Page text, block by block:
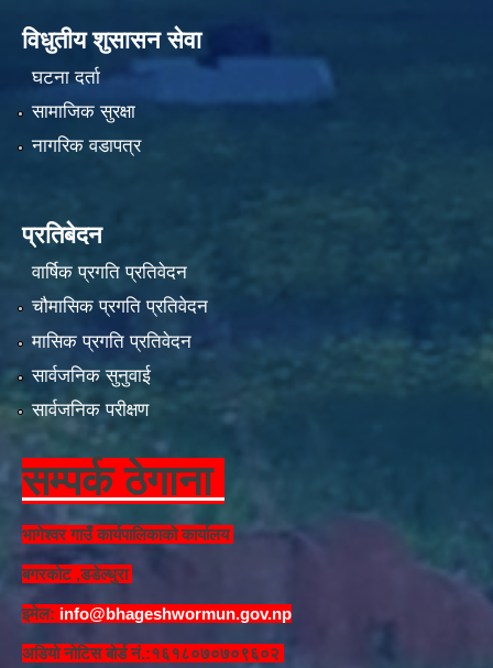
विधुतीय शुसासन सेवा
घटना दर्ता
सामाजिक सुरक्षा
नागरिक वडापत्र
प्रतिबेदन
वार्षिक प्रगति प्रतिवेदन
चौमासिक प्रगति प्रतिवेदन
मासिक प्रगति प्रतिवेदन
सार्वजनिक सुनुवाई
सार्वजनिक परीक्षण
सम्पर्क ठेगाना
भागेश्वर गाउँ कार्यपालिकाको कार्यालय
बगरकोट ,डडेल्धुरा
इमेल: info@bhageshwormun.gov.np
अडियो नोटिस बोर्ड नं.:१६१८०७०७०९६०२